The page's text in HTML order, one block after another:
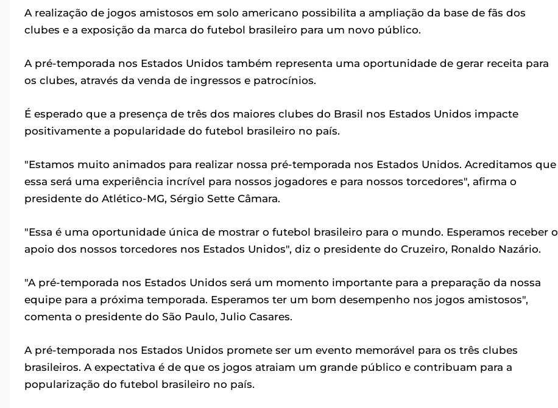
A realização de jogos amistosos em solo americano possibilita a ampliação da base de fãs dos
clubes e a exposição da marca do futebol brasileiro para um novo público.
A pré-temporada nos Estados Unidos também representa uma oportunidade de gerar receita para
os clubes, através da venda de ingressos e patrocínios.
É esperado que a presença de três dos maiores clubes do Brasil nos Estados Unidos impacte
positivamente a popularidade do futebol brasileiro no país.
"Estamos muito animados para realizar nossa pré-temporada nos Estados Unidos. Acreditamos que
essa será uma experiência incrível para nossos jogadores e para nossos torcedores", afirma o
presidente do Atlético-MG, Sérgio Sette Câmara.
"Essa é uma oportunidade única de mostrar o futebol brasileiro para o mundo. Esperamos receber o
apoio dos nossos torcedores nos Estados Unidos", diz o presidente do Cruzeiro, Ronaldo Nazário.
"A pré-temporada nos Estados Unidos será um momento importante para a preparação da nossa
equipe para a próxima temporada. Esperamos ter um bom desempenho nos jogos amistosos",
comenta o presidente do São Paulo, Julio Casares.
A pré-temporada nos Estados Unidos promete ser um evento memorável para os três clubes
brasileiros. A expectativa é de que os jogos atraiam um grande público e contribuam para a
popularização do futebol brasileiro no país.